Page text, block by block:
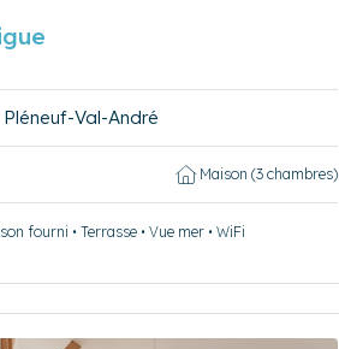
Val-André
Maison (3 chambres)
fourni • Terrasse • Vue mer • WiFi